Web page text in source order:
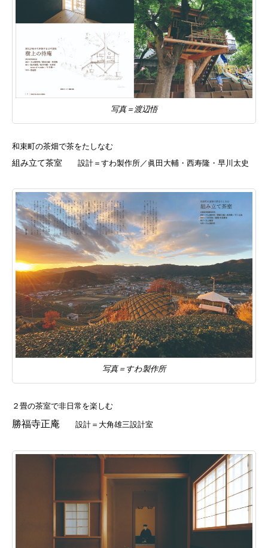
写真＝渡辺悟
和束町の茶畑で茶をたしなむ
組み立て茶室 設計＝すわ製作所／眞田大輔・西寿隆・早川太史
写真＝すわ製作所
２畳の茶室で非日常を楽しむ
勝福寺正庵 設計＝大角雄三設計室